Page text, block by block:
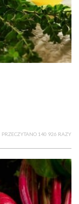
PRZECZYTANO 140 926 RAZY